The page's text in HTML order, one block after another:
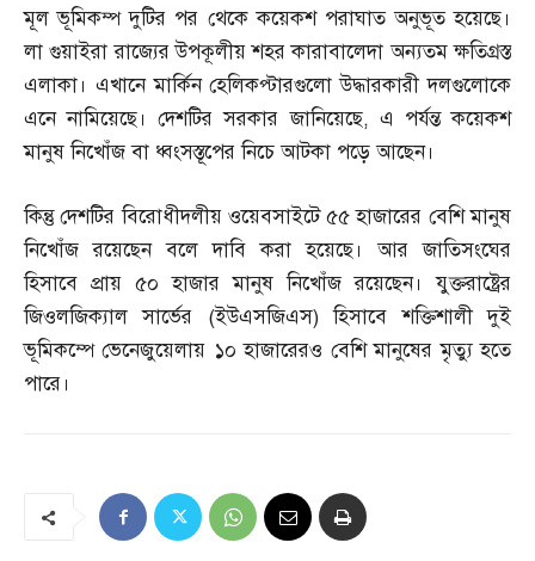
মূল ভূমিকম্প দুটির পর থেকে কয়েকশ পরাঘাত অনুভূত হয়েছে।
লা গুয়াইরা রাজ্যের উপকূলীয় শহর কারাবালেদা অন্যতম ক্ষতিগ্রস্ত
এলাকা। এখানে মার্কিন হেলিকপ্টারগুলো উদ্ধারকারী দলগুলোকে
এনে নামিয়েছে। দেশটির সরকার জানিয়েছে, এ পর্যন্ত কয়েকশ
মানুষ নিখোঁজ বা ধ্বংসস্তূপের নিচে আটকা পড়ে আছেন।
কিন্তু দেশটির বিরোধীদলীয় ওয়েবসাইটে ৫৫ হাজারের বেশি মানুষ
নিখোঁজ রয়েছেন বলে দাবি করা হয়েছে। আর জাতিসংঘের
হিসাবে প্রায় ৫০ হাজার মানুষ নিখোঁজ রয়েছেন। যুক্তরাষ্ট্রের
জিওলজিক্যাল সার্ভের (ইউএসজিএস)হিসাবে শক্তিশালী দুই
ভূমিকম্পে ভেনেজুয়েলায় ১০ হাজারেরও বেশি মানুষের মৃত্যু হতে
পারে।